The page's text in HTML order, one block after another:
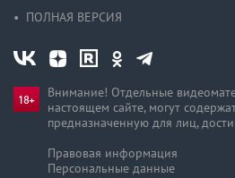
ПОЛНАЯ ВЕРСИЯ
Внимание! Отдельные
настоящем сайте, могут
предназначен­ную для лиц,
Правовая информация
Персональные данные